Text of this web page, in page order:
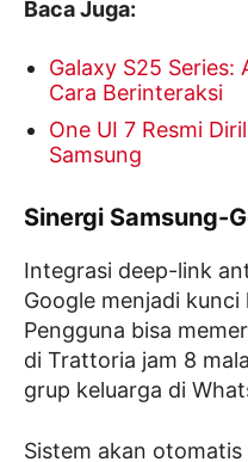
Baca Juga:
Galaxy S25 Series:
Cara Berinteraksi
One UI 7 Resmi
Samsung
Sinergi Samsung-
Integrasi deep-link
Google menjadi
Pengguna bisa
di Trattoria jam 8
grup keluarga di
Sistem akan